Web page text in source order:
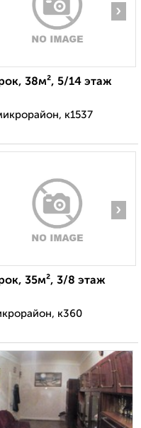
›
38м², 5/14 этаж
к1537
›
35м², 3/8 этаж
к360